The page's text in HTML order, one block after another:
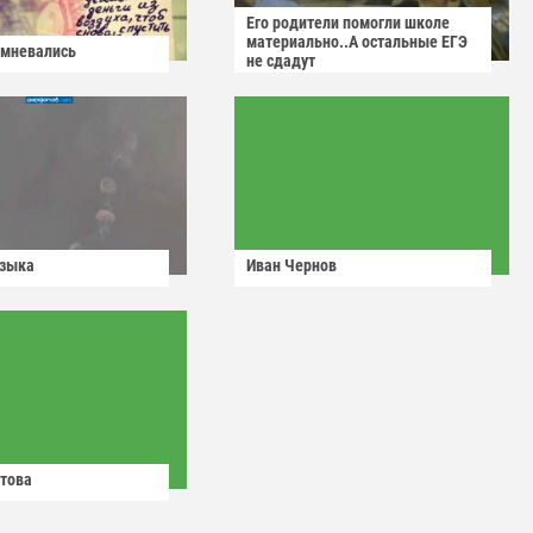
Его родители помогли школе
материально..А остальные ЕГЭ
не сдадут
Иван Чернов